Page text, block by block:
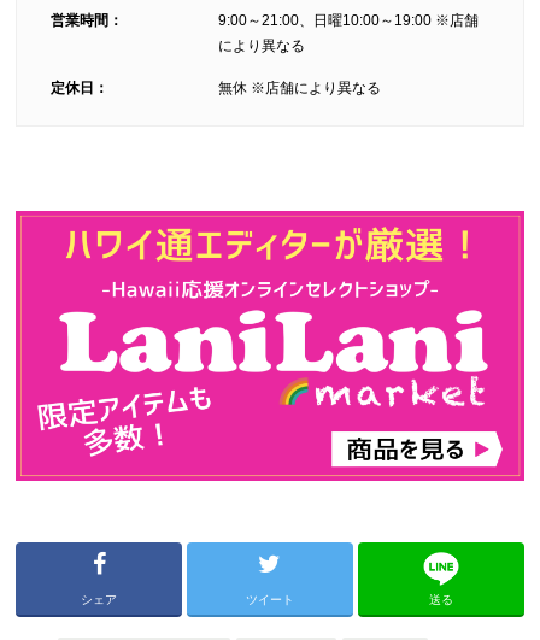
営業時間：
9:00～21:00、日曜10:00～19:00 ※店舗
により異なる
定休日： 無休 ※店舗により異なる
シェア ツイート 送る